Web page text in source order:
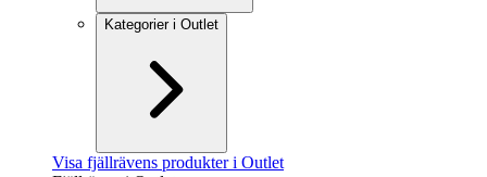
Kategorier i Outlet
Visa fjällrävens produkter i Outlet